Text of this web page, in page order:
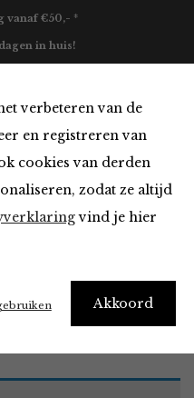
verbeteren van de
en registreren van
cookies van derden
zodat ze altijd
vind je hier
Akkoord
vanaf €50,- *
in huis!
Tops en Blouses